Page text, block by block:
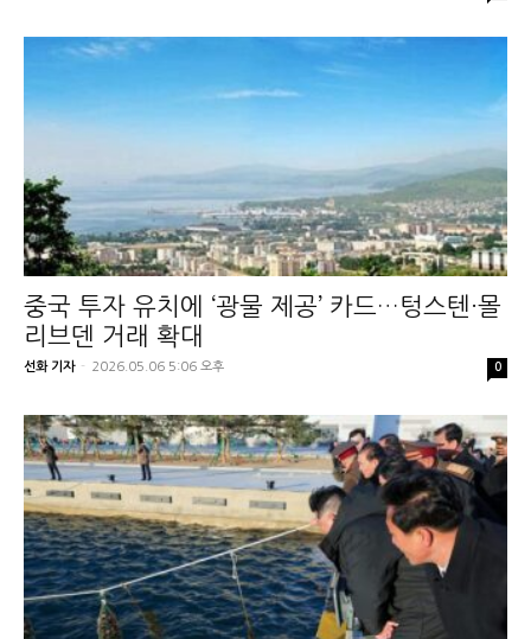
중국 투자 유치에 ‘광물 제공’ 카드…텅스텐·몰
리브덴 거래 확대
선화 기자 - 2026.05.06 5:06 오후 0